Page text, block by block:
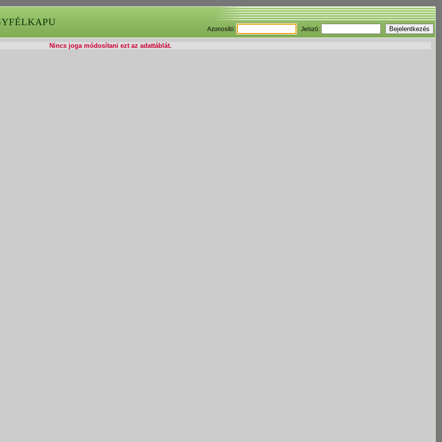
Azonosító: Jelszó:
Nincs joga módosítani ezt az adattáblát.